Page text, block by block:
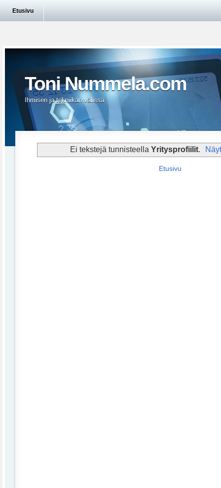
Etusivu
Toni Nummela.com
Ihmisen ja tekniikan välissä
Ei tekstejä tunnisteella Yritysprofiilit.
Etusivu